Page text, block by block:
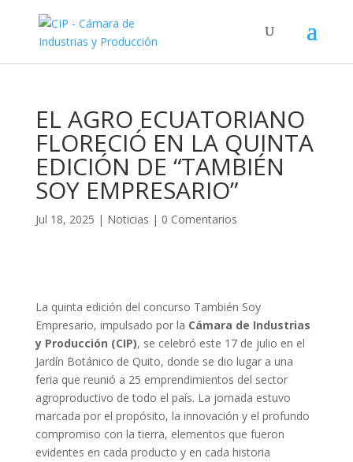
EL AGRO ECUATORIANO
FLORECIÓ EN LA QUINTA
EDICIÓN DE “TAMBIÉN
SOY EMPRESARIO”
Jul 18, 2025 | Noticias | 0 Comentarios
La quinta edición del concurso También Soy
Empresario, impulsado por la Cámara de Industrias
y Producción (CIP), se celebró este 17 de julio en el
Jardín Botánico de Quito, donde se dio lugar a una
feria que reunió a 25 emprendimientos del sector
agroproductivo de todo el país. La jornada estuvo
marcada por el propósito, la innovación y el profundo
compromiso con la tierra, elementos que fueron
evidentes en cada producto y en cada historia